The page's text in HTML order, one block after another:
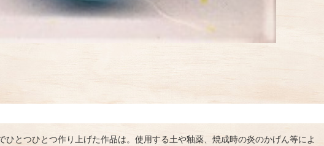
とつひとつ作り上げた作品は。使用する土や釉薬、焼成時の炎のかげん等によ